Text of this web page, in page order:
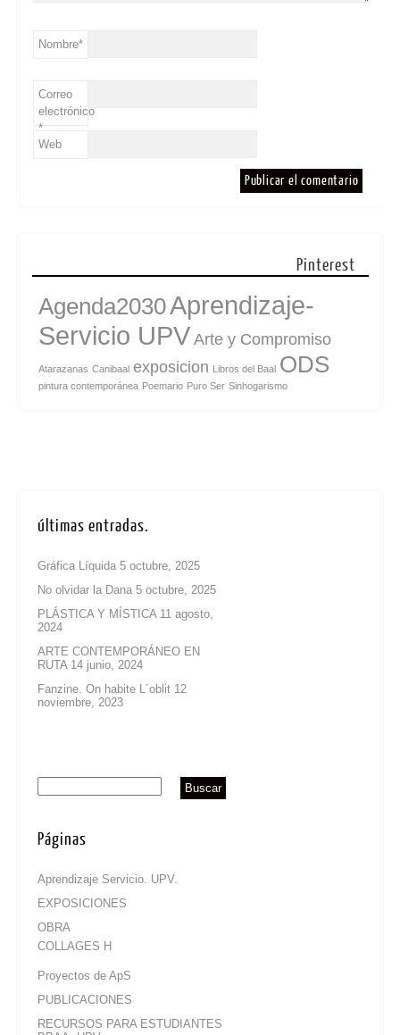
Nombre*
Correo
electrónico
*
Web
Pinterest
Agenda2030Aprendizaje-
Servicio UPV Arte y Compromiso
Atarazanas Canibaal exposicion Libros del Baal ODS
pintura contemporánea Poemario Puro Ser Sinhogarismo
últimas entradas.
Gráfica Líquida 5 octubre, 2025
No olvidar la Dana 5 octubre, 2025
PLÁSTICA Y MÍSTICA 11 agosto,
2024
ARTE CONTEMPORÁNEO EN
RUTA 14 junio, 2024
Fanzine. On habite L´oblit 12
noviembre, 2023
Páginas
Aprendizaje Servicio. UPV.
EXPOSICIONES
OBRA
COLLAGES H
Proyectos de ApS
PUBLICACIONES
RECURSOS PARA ESTUDIANTES